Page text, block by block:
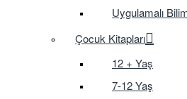
Uygulamalı
Çocuk Kitapları
12 + Yaş
7-12 Yaş